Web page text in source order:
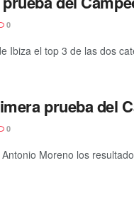
0
Ibiza el top 3 de las dos
prueba del
0
Moreno los